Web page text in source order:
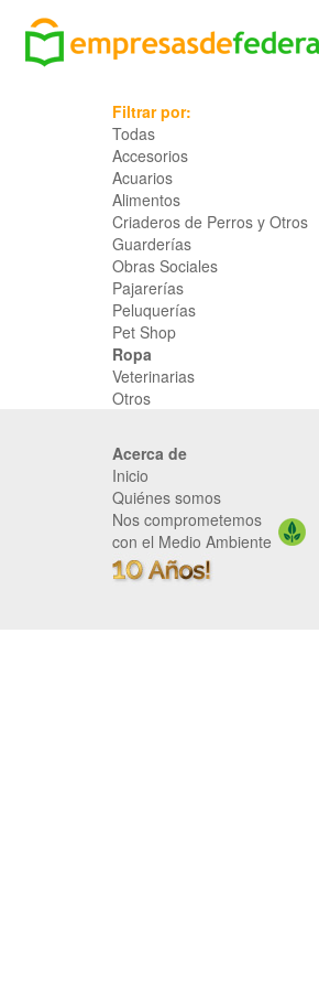
Filtrar por:
Todas
Accesorios
Acuarios
Alimentos
Criaderos de Perros y Otros
Guarderías
Obras Sociales
Pajarerías
Peluquerías
Pet Shop
Ropa
Veterinarias
Otros
Acerca de
Inicio
Quiénes somos
Nos comprometemos
con el Medio Ambiente